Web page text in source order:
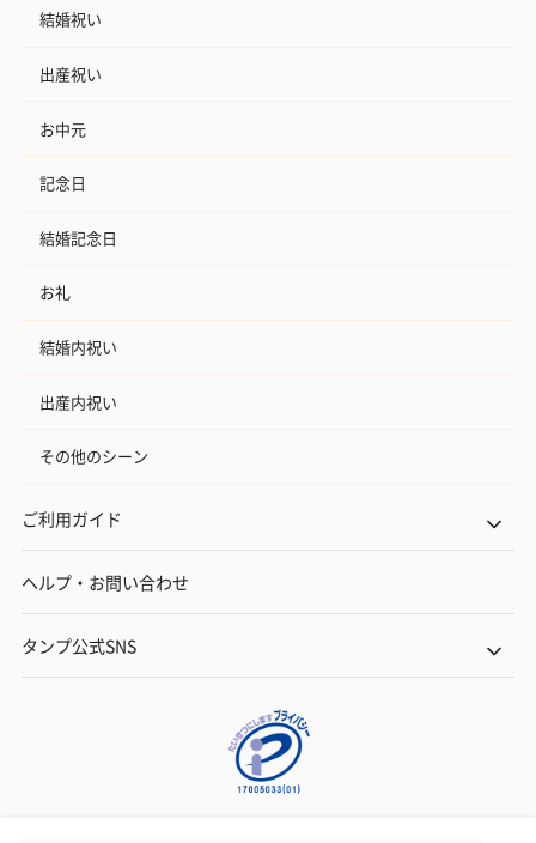
結婚祝い
出産祝い
お中元
記念日
結婚記念日
お礼
結婚内祝い
出産内祝い
その他のシーン
ご利用ガイド
ヘルプ・お問い合わせ
タンプ公式SNS